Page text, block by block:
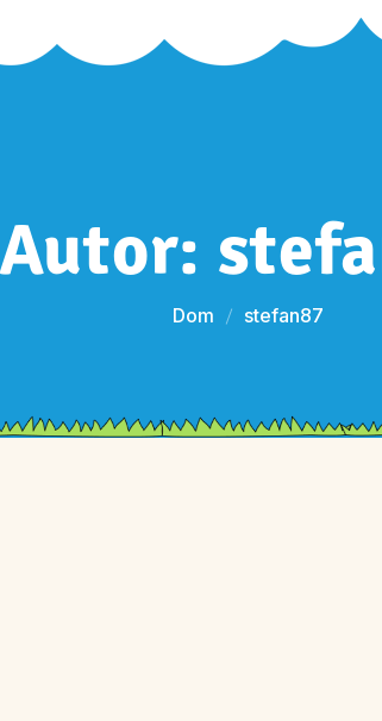
Autor:
Dom stefan87